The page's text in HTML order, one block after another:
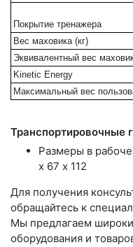
Покрытие тренажера
Вес маховика (кг)
Эквивалентный вес
Kinetic Energy
Максимальный вес
Транспортировочные
Размеры в
х 67 х 112
Для получения
обращайтесь к
Мы предлагаем
оборудования и